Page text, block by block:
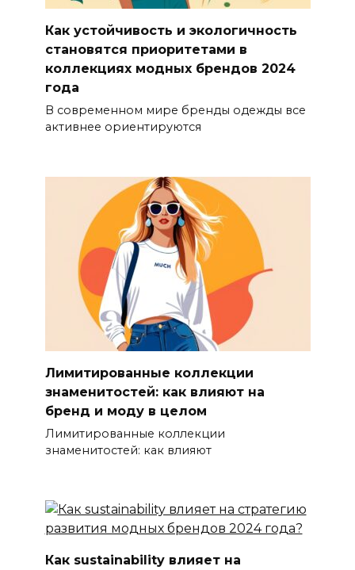
Как устойчивость и экологичность
становятся приоритетами в
коллекциях модных брендов 2024
года
В современном мире бренды одежды все
активнее ориентируются
Лимитированные коллекции
знаменитостей: как влияют на
бренд и моду в целом
Лимитированные коллекции
знаменитостей: как влияют
Как sustainability влияет на